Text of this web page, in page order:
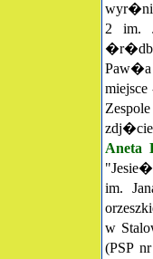
2 im.
Paw�a
miejsce
Aneta
im.
w
(PSP